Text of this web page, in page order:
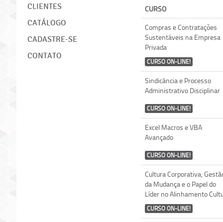
CLIENTES
CATÁLOGO
CADASTRE-SE
CONTATO
CURSO
Compras e Contratações
Sustentáveis na Empresa
Privada
CURSO ON-LINE!
Sindicância e Processo
Administrativo Disciplinar
CURSO ON-LINE!
Excel Macros e VBA
Avançado
CURSO ON-LINE!
Cultura Corporativa,
da Mudança e o Papel do
Líder no Alinhamento
CURSO ON-LINE!